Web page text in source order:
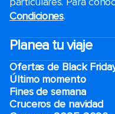
Condiciones.
Planea tu viaje
Ofertas de Black
Último momento
Fines de semana
Cruceros de navidad